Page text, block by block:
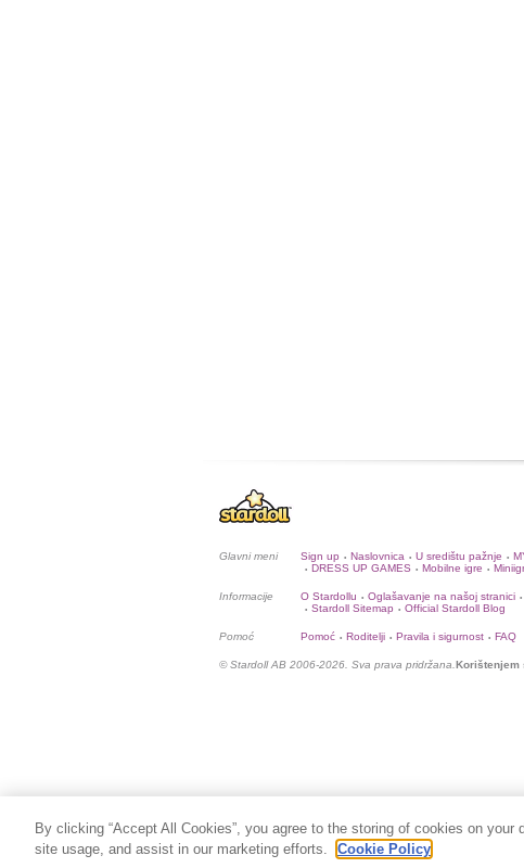
Glavni meni Sign up • Naslovnica • U središtu pažnje •
• DRESS UP GAMES • Mobilne igre •
Informacije O Stardollu • Oglašavanje na našoj stranici •
• Stardoll Sitemap • Official Stardoll Blog
Pomoć Pomoć • Roditelji • Pravila i sigurnost • FAQ
© Stardoll AB 2006-2026. Sva prava pridržana. Korištenjem
By clicking “Accept All Cookies”, you agree to the storing of cookies on
site usage, and assist in our marketing efforts.
Cookie Policy